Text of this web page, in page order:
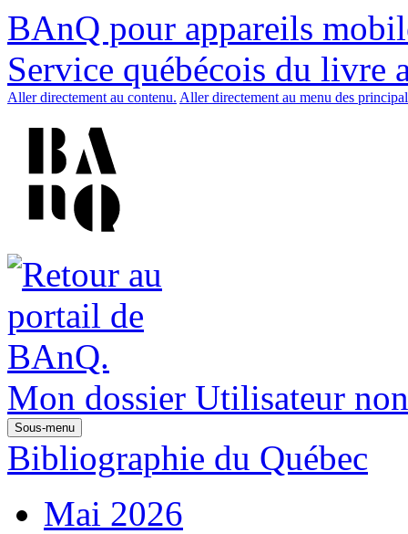
BAnQ pour appareils
Service québécois du livre
Aller directement au contenu. Aller directement au menu des
Mon dossier Utilisateur
Sous-menu
Bibliographie du Québec
Mai 2026